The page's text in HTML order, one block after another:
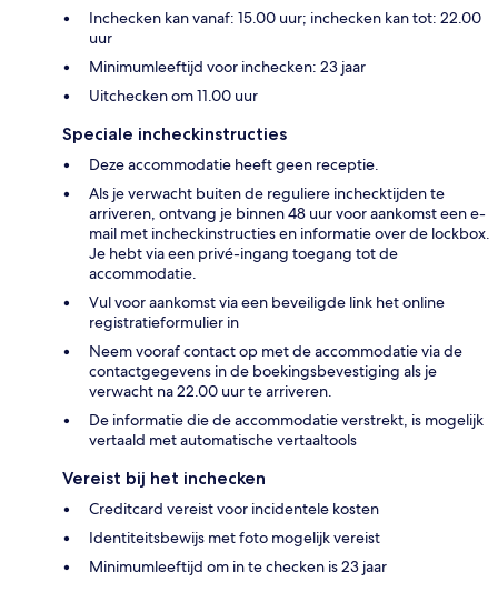
Inchecken kan vanaf: 15.00 uur; inchecken kan tot: 22.00
uur
Minimumleeftijd voor inchecken: 23 jaar
Uitchecken om 11.00 uur
Speciale incheckinstructies
Deze accommodatie heeft geen receptie.
Als je verwacht buiten de reguliere inchecktijden te
arriveren, ontvang je binnen 48 uur voor aankomst een e-
mail met incheckinstructies en informatie over de lockbox.
Je hebt via een privé-ingang toegang tot de
accommodatie.
Vul voor aankomst via een beveiligde link het online
registratieformulier in
Neem vooraf contact op met de accommodatie via de
contactgegevens in de boekingsbevestiging als je
verwacht na 22.00 uur te arriveren.
De informatie die de accommodatie verstrekt, is mogelijk
vertaald met automatische vertaaltools
Vereist bij het inchecken
Creditcard vereist voor incidentele kosten
Identiteitsbewijs met foto mogelijk vereist
Minimumleeftijd om in te checken is 23 jaar